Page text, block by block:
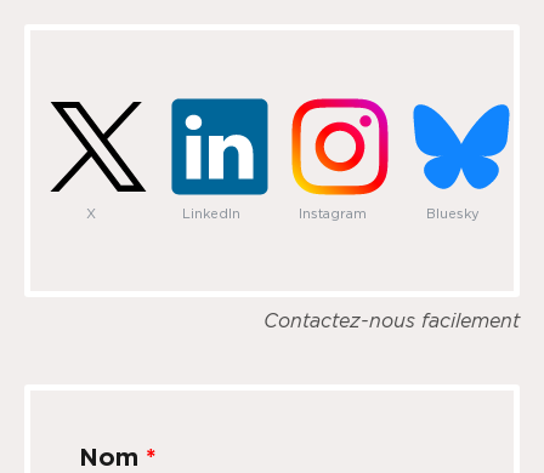
X LinkedIn Instagram Bluesky
Contactez-nous facilement
Nom *